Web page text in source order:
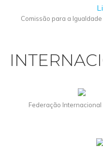
Comissão para a
Federação Internacional